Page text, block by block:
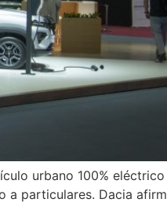
urbano 100%
a particulares. Dacia